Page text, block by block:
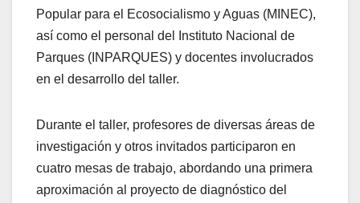
Popular para el Ecosocialismo y Aguas (MINEC),
así como el personal del Instituto Nacional de
Parques (INPARQUES) y docentes involucrados
en el desarrollo del taller.
Durante el taller, profesores de diversas áreas de
investigación y otros invitados participaron en
cuatro mesas de trabajo, abordando una primera
aproximación al proyecto de diagnóstico del